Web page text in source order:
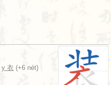
y 衣 (+6 nét)